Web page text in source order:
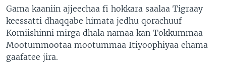
Gama kaaniin ajjeechaa fi hokkara saalaa Tigraay
keessatti dhaqqabe himata jedhu qorachuuf
Komiishinni mirga dhala namaa kan Tokkummaa
Mootummootaa mootummaa Itiyoophiyaa ehama
gaafatee jira.